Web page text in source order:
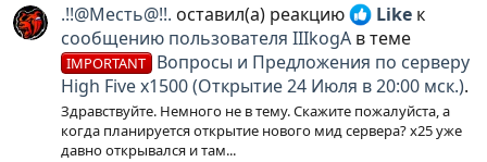
.!!@Месть@!!. оставил(а) реакцию Like к
сообщению пользователя IIIkogA в теме
IMPORTANT Вопросы и Предложения по серверу
High Five x1500 (Открытие 24 Июля в 20:00 мск.).
Здравствуйте. Немного не в тему. Скажите пожалуйста, а
когда планируется открытие нового мид сервера? х25 уже
давно открывался и там...